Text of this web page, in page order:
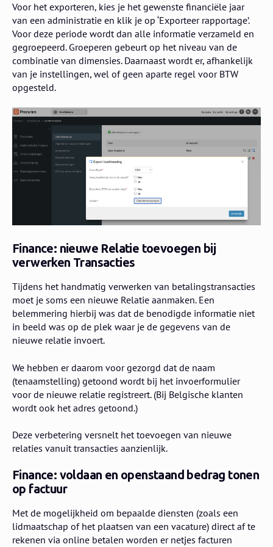
Voor het exporteren, kies je het gewenste financiële jaar
van een administratie en klik je op ‘Exporteer rapportage’.
Voor deze periode wordt dan alle informatie verzameld en
gegroepeerd. Groeperen gebeurt op het niveau van de
combinatie van dimensies. Daarnaast wordt er, afhankelijk
van je instellingen, wel of geen aparte regel voor BTW
opgesteld.
Finance: nieuwe Relatie toevoegen bij
verwerken Transacties
Tijdens het handmatig verwerken van betalingstransacties
moet je soms een nieuwe Relatie aanmaken. Een
belemmering hierbij was dat de benodigde informatie niet
in beeld was op de plek waar je de gegevens van de
nieuwe relatie invoert.
We hebben er daarom voor gezorgd dat de naam
(tenaamstelling) getoond wordt bij het invoerformulier
voor de nieuwe relatie registreert. (Bij Belgische klanten
wordt ook het adres getoond.)
Deze verbetering versnelt het toevoegen van nieuwe
relaties vanuit transacties aanzienlijk.
Finance: voldaan en openstaand bedrag tonen
op factuur
Met de mogelijkheid om bepaalde diensten (zoals een
lidmaatschap of het plaatsen van een vacature) direct af te
rekenen via online betalen worden er netjes facturen